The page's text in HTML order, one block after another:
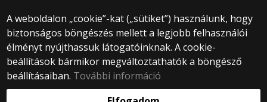
A weboldalon „cookie”-kat („sütiket”) használunk, hogy
biztonságos böngészés mellett a legjobb felhasználói
élményt nyújthassuk látogatóinknak. A cookie-
beállítások bármikor megváltoztathatók a böngésző
beállításaiban. További információ
© 2025 Eötvös Loránd Tudományegyetem
Minden jog fenntartva.
1053 Budapest, Egyetem tér 1–3.
Központi telefonszám: +36 1 411 6500
Webfejlesztés: